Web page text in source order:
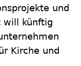
und
will künftig
Kirche und